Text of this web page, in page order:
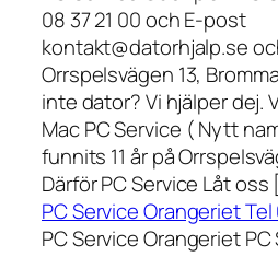
08 37 21 00 och E-post
kontakt@datorhjalp.se
Orrspelsvägen 13,
inte dator? Vi hjälper dej.
Mac PC Service ( Nytt
funnits 11 år på
Därför PC Service Låt oss
PC Service Orangeriet Tel
PC Service Orangeriet